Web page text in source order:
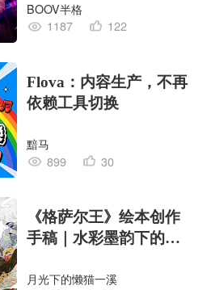
对
BOOV半格
1187
122
Flova：内容生产，不再
依赖工具切换
黯马
899
30
《格萨尔王》绘本创作
手稿｜水彩墨韵下的史
月光下的懒猫一溪